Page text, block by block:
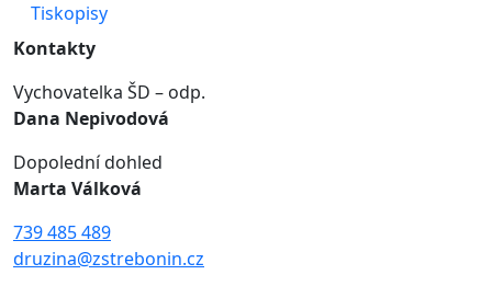
Tiskopisy
Kontakty
Vychovatelka ŠD – odp.
Dana Nepivodová
Dopolední dohled
Marta Válková
739 485 489
druzina@zstrebonin.cz